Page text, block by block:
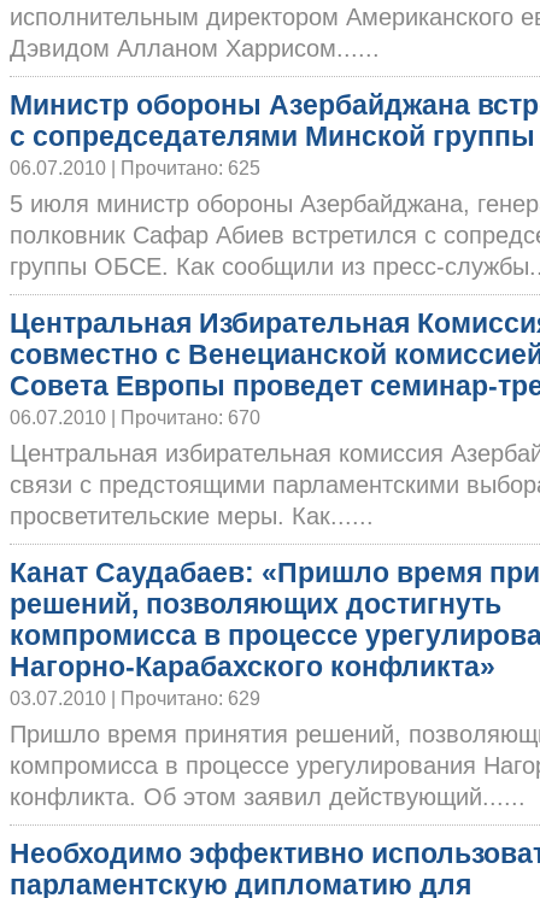
исполнительным директором Американского
Дэвидом Алланом Харрисом......
Министр обороны Азербайджана
с сопредседателями Минской
06.07.2010 | Прочитано: 625
5 июля министр обороны Азербайджана,
полковник Сафар Абиев встретился с
группы ОБСЕ. Как сообщили из пресс-
Центральная Избирательная
совместно с Венецианской
Совета Европы проведет семинар-
06.07.2010 | Прочитано: 670
Центральная избирательная комиссия
связи с предстоящими парламентскими
просветительские меры. Как......
Канат Саудабаев: «Пришло время
решений, позволяющих достигнуть
компромисса в процессе
Нагорно-Карабахского конфликта»
03.07.2010 | Прочитано: 629
Пришло время принятия решений,
компромисса в процессе урегулирования
конфликта. Об этом заявил действующий......
Необходимо эффективно
парламентскую дипломатию для